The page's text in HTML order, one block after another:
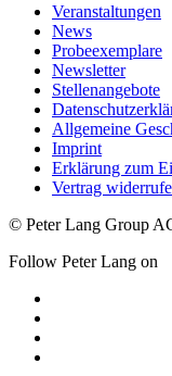
Veranstaltungen
News
Probeexemplare
Newsletter
Stellenangebote
Allgemeine
Imprint
Erklärung zum
Vertrag
© Peter Lang Group
Follow Peter Lang on